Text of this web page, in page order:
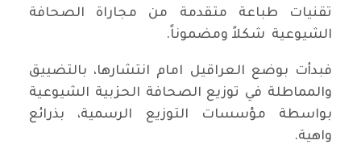
تقنيات طباعة متقدمة من مجاراة الصحافة
الشيوعية شكلاً ومضموناً.
فبدأت بوضع العراقيل امام انتشارها، بالتضييق
والمماطلة في توزيع الصحافة الحزبية الشيوعية
بواسطة مؤسسات التوزيع الرسمية، بذرائع
واهية.